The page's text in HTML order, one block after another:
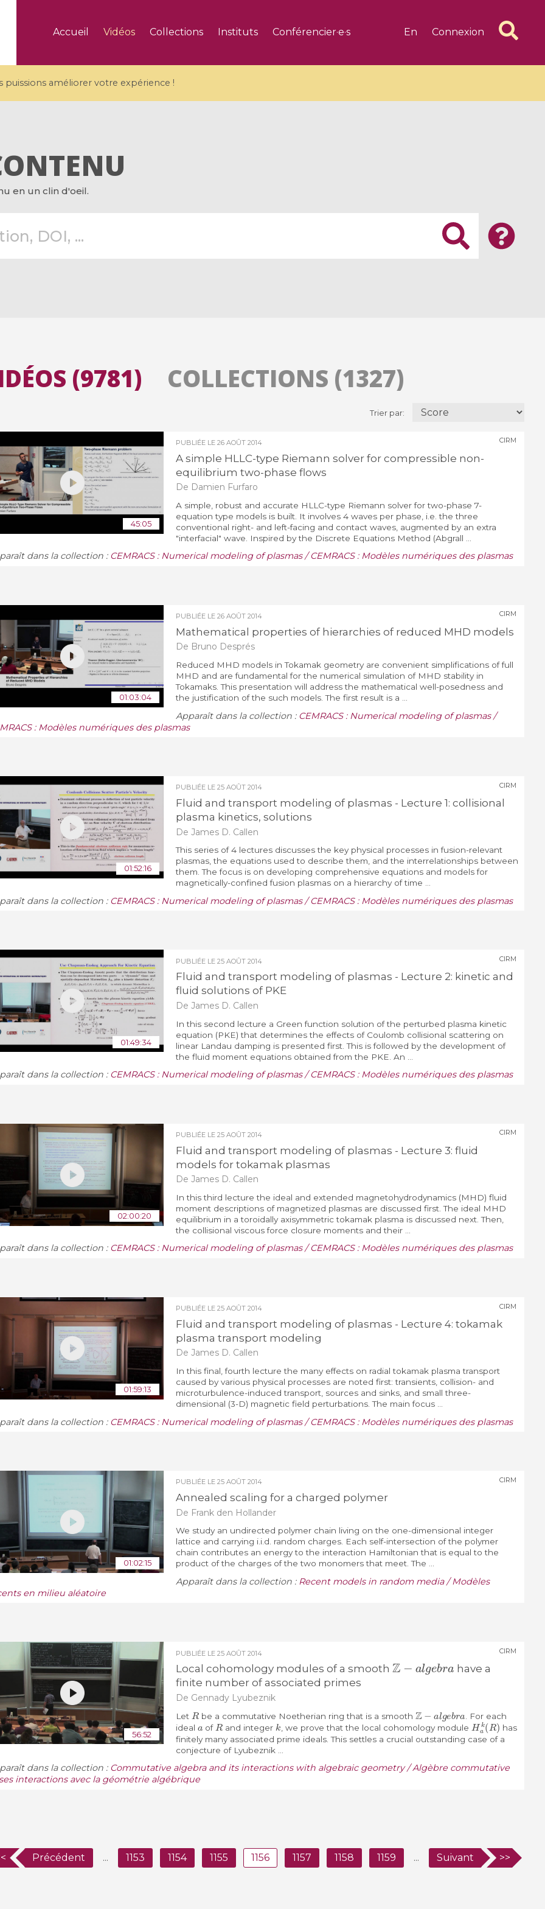
Accueil Vidéos Collections Instituts Conférencier·e·s En Connexion
puissions améliorer votre expérience !
5 videos
and affine
Introduction to Dissipative
Dynamical Systems in Infinite
en un clin d'oeil.
Trier par:
(9781)
45:05
PUBLIÉE LE 26 AOÛT 2014
A simple HLLC-type Riemann solver for compressible non-
equilibrium two-phase flows
De Damien Furfaro
CIRM
A simple, robust and accurate HLLC-type Riemann solver for two-phase 7-
equation type models is built. It involves 4 waves per phase, i.e. the three
conventional right- and left-facing and contact waves, augmented by an extra
"interfacial" wave. Inspired by the Discrete Equations Method (Abgrall ...
dans la collection : CEMRACS : Numerical modeling of plasmas / CEMRACS : Modèles numériques des plasmas
01:03:04
PUBLIÉE LE 26 AOÛT 2014
Mathematical properties of hierarchies of reduced MHD models
De Bruno Després
CIRM
Reduced MHD models in Tokamak geometry are convenient simplifications of full
MHD and are fundamental for the numerical simulation of MHD stability in
Tokamaks. This presentation will address the mathematical well-posedness and
the justification of the such models. The first result is a ...
Apparaît dans la collection : CEMRACS : Numerical modeling of plasmas /
: Modèles numériques des plasmas
01:52:16
PUBLIÉE LE 25 AOÛT 2014
Fluid and transport modeling of plasmas - Lecture 1: collisional
plasma kinetics, solutions
De James D. Callen
CIRM
This series of 4 lectures discusses the key physical processes in fusion-relevant
plasmas, the equations used to describe them, and the interrelationships between
them. The focus is on developing comprehensive equations and models for
magnetically-confined fusion plasmas on a hierarchy of time ...
dans la collection : CEMRACS : Numerical modeling of plasmas / CEMRACS : Modèles numériques des plasmas
01:49:34
PUBLIÉE LE 25 AOÛT 2014
Fluid and transport modeling of plasmas - Lecture 2: kinetic and
fluid solutions of PKE
De James D. Callen
CIRM
In this second lecture a Green function solution of the perturbed plasma kinetic
equation (PKE) that determines the effects of Coulomb collisional scattering on
linear Landau damping is presented first. This is followed by the development of
the fluid moment equations obtained from the PKE. An ...
dans la collection : CEMRACS : Numerical modeling of plasmas / CEMRACS : Modèles numériques des plasmas
02:00:20
PUBLIÉE LE 25 AOÛT 2014
Fluid and transport modeling of plasmas - Lecture 3: fluid
models for tokamak plasmas
De James D. Callen
CIRM
In this third lecture the ideal and extended magnetohydrodynamics (MHD) fluid
moment descriptions of magnetized plasmas are discussed first. The ideal MHD
equilibrium in a toroidally axisymmetric tokamak plasma is discussed next. Then,
the collisional viscous force closure moments and their ...
dans la collection : CEMRACS : Numerical modeling of plasmas / CEMRACS : Modèles numériques des plasmas
01:59:13
PUBLIÉE LE 25 AOÛT 2014
Fluid and transport modeling of plasmas - Lecture 4: tokamak
plasma transport modeling
De James D. Callen
CIRM
In this final, fourth lecture the many effects on radial tokamak plasma transport
caused by various physical processes are noted first: transients, collision- and
microturbulence-induced transport, sources and sinks, and small three-
dimensional (3-D) magnetic field perturbations. The main focus ...
dans la collection : CEMRACS : Numerical modeling of plasmas / CEMRACS : Modèles numériques des plasmas
01:02:15
PUBLIÉE LE 25 AOÛT 2014
Annealed scaling for a charged polymer
De Frank den Hollander
CIRM
We study an undirected polymer chain living on the one-dimensional integer
lattice and carrying i.i.d. random charges. Each self-intersection of the polymer
chain contributes an energy to the interaction Hamiltonian that is equal to the
product of the charges of the two monomers that meet. The ...
Apparaît dans la collection : Recent models in random media / Modèles
en milieu aléatoire
56:52
PUBLIÉE LE 25 AOÛT 2014
Local cohomology modules of a smooth
Z g b
have a
finite number of associated primes
De Gennady Lyubeznik
CIRM
Let Rbe a commutative Noetherian ring that is a smooth Z g b
. For each
ideal a ofR and integer k , we prove that the local cohomology module Hak(R)has
finitely many associated prime ideals. This settles a crucial outstanding case of a
conjecture of Lyubeznik ...
dans la collection : Commutative algebra and its interactions with algebraic geometry / Algèbre commutative
interactions avec la géométrie algébrique
Précédent ... 1153 1154 1155 1156 1157 1158 1159 ... Suivant >>
COLLECTIONS (1327)